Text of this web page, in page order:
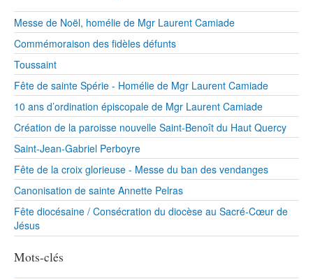
Messe de Noël, homélie de Mgr Laurent Camiade
Commémoraison des fidèles défunts
Toussaint
Fête de sainte Spérie - Homélie de Mgr Laurent Camiade
10 ans d’ordination épiscopale de Mgr Laurent Camiade
Création de la paroisse nouvelle Saint-Benoît du Haut Quercy
Saint-Jean-Gabriel Perboyre
Fête de la croix glorieuse - Messe du ban des vendanges
Canonisation de sainte Annette Pelras
Fête diocésaine / Consécration du diocèse au Sacré-Cœur de
Jésus
Mots-clés